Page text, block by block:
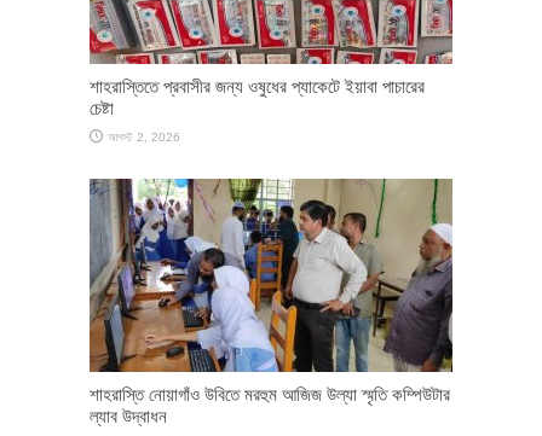
শাহরাস্তিতে প্রবাসীর জন্য ওষুধের প্যাকেটে ইয়াবা পাচারের
চেষ্টা
আগস্ট 2, 2026
শাহরাস্তি নোয়াগাঁও উবিতে মরহুম আজিজ উল্যা স্মৃতি কম্পিউটার
ল্যাব উদ্বাধন